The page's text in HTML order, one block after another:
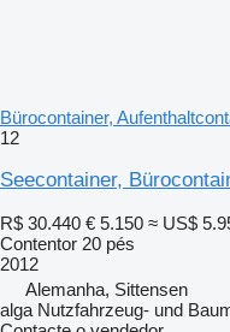
Bürocontainer,
12
Seecontainer,
R$ 30.440 € 5.150 ≈ US$
Contentor 20 pés
2012
Alemanha, Sittensen
alga Nutzfahrzeug- und